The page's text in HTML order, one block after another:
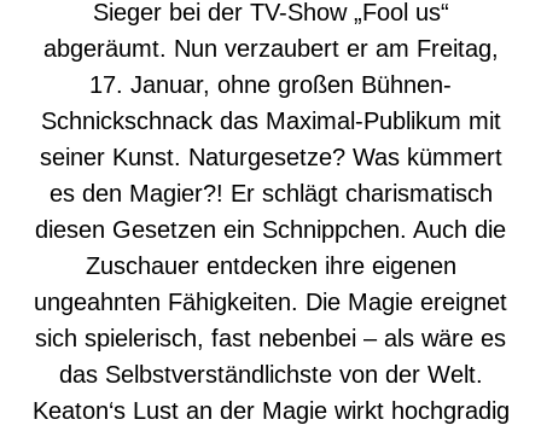
Sieger bei der TV-Show „Fool us“
abgeräumt. Nun verzaubert er am Freitag,
17. Januar, ohne großen Bühnen-
Schnickschnack das Maximal-Publikum mit
seiner Kunst. Naturgesetze? Was kümmert
es den Magier?! Er schlägt charismatisch
diesen Gesetzen ein Schnippchen. Auch die
Zuschauer entdecken ihre eigenen
ungeahnten Fähigkeiten. Die Magie ereignet
sich spielerisch, fast nebenbei – als wäre es
das Selbstverständlichste von der Welt.
Keaton‘s Lust an der Magie wirkt hochgradig